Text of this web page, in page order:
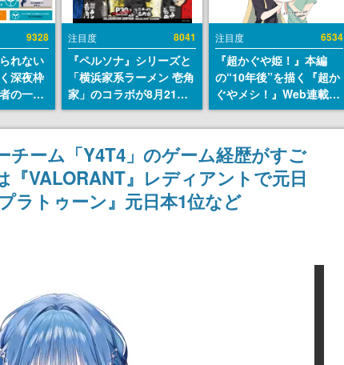
9328
れない
深夜枠
の一部
法薬物
写も含
を交わ
注目度 8041
『ペルソナ』シリーズと
「横浜家系ラーメン 壱角
家」のコラボが8月21日
から開催。”はがくれ”風
とんこつラーメンや、お
いしく食べられるカレー
ラーメンがラインナップ
注目度 6534
『超かぐや姫！』本編
の“10年後”を描く『超か
ぐやメシ！』Web連載決
定。新たなWebマンガレ
ーベル「ビビビコミッ
ク」にて特別話が掲載ス
タート、あのお話には…
まだ続きがある！
チーム「Y4T4」のゲーム経歴がすご
VALORANT』レディアントで元日
ラトゥーン』元日本1位など